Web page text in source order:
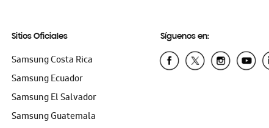
Sitios Oficiales
Samsung Costa Rica
Samsung Ecuador
Samsung El Salvador
Samsung Guatemala
Síguenos en: